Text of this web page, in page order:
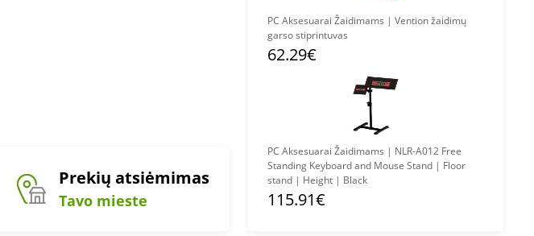
Prekių atsiėmimas
Tavo mieste
PC Aksesuarai Žaidimams | Vention žaidimų
garso stiprintuvas
62.29€
PC Aksesuarai Žaidimams | NLR-A012 Free
Standing Keyboard and Mouse Stand | Floor
stand | Height | Black
115.91€